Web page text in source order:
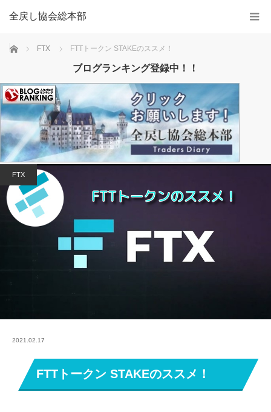
全戻し協会総本部
Home FTX FTTトークン STAKEのススメ！
ブログランキング登録中！！
FTX
2021.02.17
FTTトークン STAKEのススメ！